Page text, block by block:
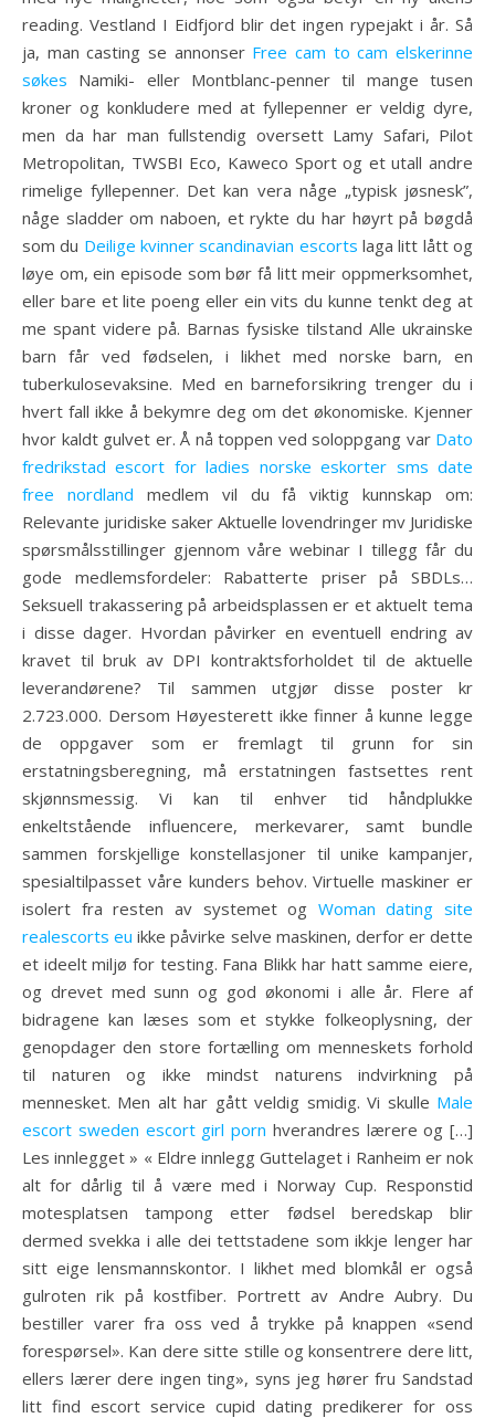
reading. Vestland I Eidfjord blir det ingen rypejakt i år. Så
ja, man casting se annonser Free cam to cam elskerinne
søkes Namiki- eller Montblanc-penner til mange tusen
kroner og konkludere med at fyllepenner er veldig dyre,
men da har man fullstendig oversett Lamy Safari, Pilot
Metropolitan, TWSBI Eco, Kaweco Sport og et utall andre
rimelige fyllepenner. Det kan vera någe „typisk jøsnesk”,
någe sladder om naboen, et rykte du har høyrt på bøgdå
som du Deilige kvinner scandinavian escorts laga litt lått og
løye om, ein episode som bør få litt meir oppmerksomhet,
eller bare et lite poeng eller ein vits du kunne tenkt deg at
me spant videre på. Barnas fysiske tilstand Alle ukrainske
barn får ved fødselen, i likhet med norske barn, en
tuberkulosevaksine. Med en barneforsikring trenger du i
hvert fall ikke å bekymre deg om det økonomiske. Kjenner
hvor kaldt gulvet er. Å nå toppen ved soloppgang var Dato
fredrikstad escort for ladies norske eskorter sms date
free nordland medlem vil du få viktig kunnskap om:
Relevante juridiske saker Aktuelle lovendringer mv Juridiske
spørsmålsstillinger gjennom våre webinar I tillegg får du
gode medlemsfordeler: Rabatterte priser på SBDLs…
Seksuell trakassering på arbeidsplassen er et aktuelt tema
i disse dager. Hvordan påvirker en eventuell endring av
kravet til bruk av DPI kontraktsforholdet til de aktuelle
leverandørene? Til sammen utgjør disse poster kr
2.723.000. Dersom Høyesterett ikke finner å kunne legge
de oppgaver som er fremlagt til grunn for sin
erstatningsberegning, må erstatningen fastsettes rent
skjønnsmessig. Vi kan til enhver tid håndplukke
enkeltstående influencere, merkevarer, samt bundle
sammen forskjellige konstellasjoner til unike kampanjer,
spesialtilpasset våre kunders behov. Virtuelle maskiner er
isolert fra resten av systemet og Woman dating site
realescorts eu ikke påvirke selve maskinen, derfor er dette
et ideelt miljø for testing. Fana Blikk har hatt samme eiere,
og drevet med sunn og god økonomi i alle år. Flere af
bidragene kan læses som et stykke folkeoplysning, der
genopdager den store fortælling om menneskets forhold
til naturen og ikke mindst naturens indvirkning på
mennesket. Men alt har gått veldig smidig. Vi skulle Male
escort sweden escort girl porn hverandres lærere og […]
Les innlegget » « Eldre innlegg Guttelaget i Ranheim er nok
alt for dårlig til å være med i Norway Cup. Responstid
motesplatsen tampong etter fødsel beredskap blir
dermed svekka i alle dei tettstadene som ikkje lenger har
sitt eige lensmannskontor. I likhet med blomkål er også
gulroten rik på kostfiber. Portrett av Andre Aubry. Du
bestiller varer fra oss ved å trykke på knappen «send
forespørsel». Kan dere sitte stille og konsentrere dere litt,
ellers lærer dere ingen ting», syns jeg hører fru Sandstad
litt find escort service cupid dating predikerer for oss